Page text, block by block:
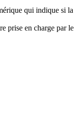
qui indique si la
prise en charge par le